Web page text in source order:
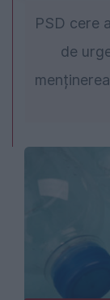
PSD cere
de